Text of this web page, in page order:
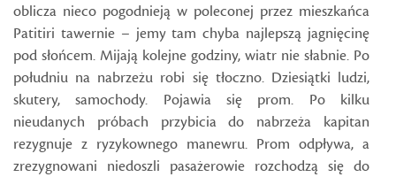
oblicza nieco pogodnieją w poleconej przez mieszkańca
Patitiri tawernie – jemy tam chyba najlepszą jagnięcinę
pod słońcem. Mijają kolejne godziny, wiatr nie słabnie. Po
południu na nabrzeżu robi się tłoczno. Dziesiątki ludzi,
skutery, samochody. Pojawia się prom. Po kilku
nieudanych próbach przybicia do nabrzeża kapitan
rezygnuje z ryzykownego manewru. Prom odpływa, a
zrezygnowani niedoszli pasażerowie rozchodzą się do